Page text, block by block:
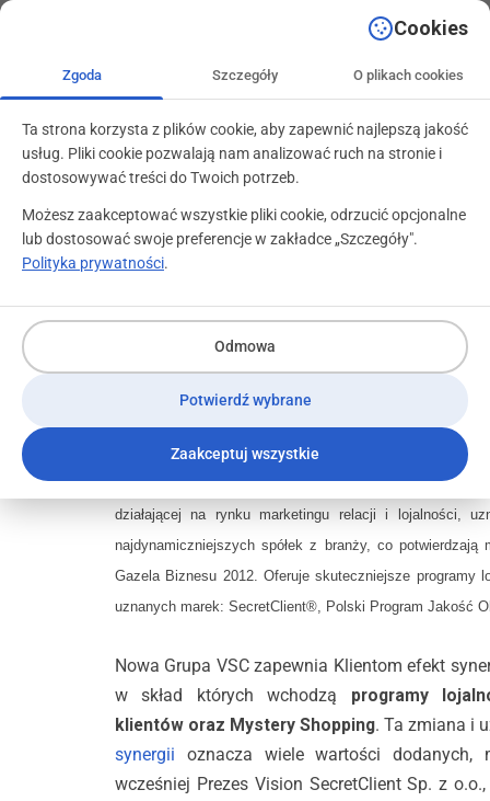
kontakt@programylojalnosciowe.pl
Programy Lojalnościowe 3.0
1 lipca 2013
Grupa VSC – nowa siła w
Grupa VSC, powstała na bazie przekształcenia
działającej na rynku marketingu relacji i lojalności,
najdynamiczniejszych spółek z branży, co potwierdzają
Gazela Biznesu 2012. Oferuje skuteczniejsze programy
uznanych marek: SecretClient®, Polski Program Jakość
Nowa Grupa VSC zapewnia Klientom efekt
w skład których wchodzą programy
klientów oraz Mystery Shopping. Ta zmiana i
synergii oznacza wiele wartości dodanych,
wcześniej Prezes Vision SecretClient Sp. z
Cookies
Zgoda Szczegóły O plikach cookies
Ta strona korzysta z plików cookie, aby zapewnić najlepszą jakość
usług. Pliki cookie pozwalają nam analizować ruch na stronie i
dostosowywać treści do Twoich potrzeb.
Możesz zaakceptować wszystkie pliki cookie, odrzucić opcjonalne
lub dostosować swoje preferencje w zakładce „Szczegóły".
Polityka prywatności.
Odmowa
Potwierdź wybrane
Zaakceptuj wszystkie